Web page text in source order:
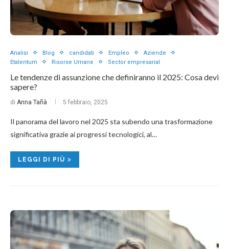
Analisi Blog candidati Empleo
Aziende
Etalentum
Risorse Umane Sector empresarial
Le tendenze di assunzione che definiranno il 2025: Cosa devi
sapere?
di Anna Tañà 5 febbraio, 2025
Il panorama del lavoro nel 2025 sta subendo una trasformazione
significativa grazie ai progressi tecnologici, al…
LEGGI DI PIÙ